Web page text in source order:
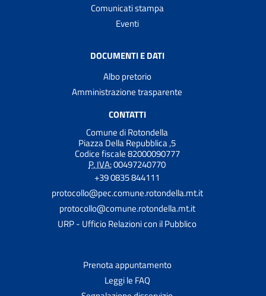
Comunicati stampa
Eventi
DOCUMENTI E DATI
Albo pretorio
Amministrazione trasparente
CONTATTI
Comune di Rotondella
Piazza Della Repubblica ,5
Codice fiscale 82000090777
P. IVA:00497240770
+39 0835 844111
protocollo@pec.comune.rotondella.mt.it
protocollo@comune.rotondella.mt.it
URP - Ufficio Relazioni con il Pubblico
Prenota appuntamento
Leggi le FAQ